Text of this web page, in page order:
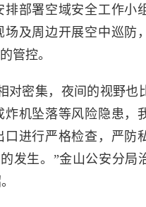
排部署空域安全工作小
场及周边开展空中巡防
管控。
对密集，夜间的视野也
炸机坠落等风险隐患，
口进行严格检查，严防
发生。”金山公安分局